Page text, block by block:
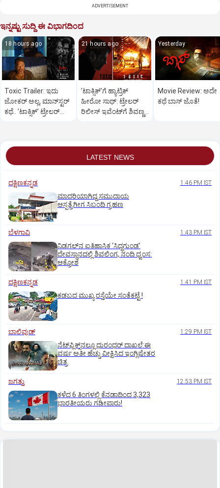
ADVERTISEMENT
ಇನ್ನಷ್ಟು ಸುದ್ದಿ ಈ ವಿಭಾಗದಿಂದ
18 hours ago
Toxic Trailer: ಇದು
ಜೋಕರ್‌ ಅಲ್ಲ, ಮಾನ್‌ಸ್ಟರ್‌
ಕಥೆ.. ʼಟಾಕ್ಸಿಕ್‌ʼ ಟ್ರೇಲರ್‌
21 hours ago
ʼಟಾಕ್ಸಿಕ್‌ʼಗೆ ಹ್ಯಾಟ್ರಿಕ್‌
ಹೀರೋ ಸಾಥ್:‌ ಟ್ರೇಲರ್‌
ರಿಲೀಸ್‌ ಇವೆಂಟ್‌ಗೆ ಶಿವಣ್ಣ
Yesterday
Movie Review: ಅದೇ
ಕಥೆ ಬಾಸ್‌ ಜೊತೆ!
LATEST NEWS
ದಕ್ಷಿಣಕನ್ನಡ 1:46 PM IST
ಮಾದರಿಯಾಗಿದ್ದ ಸಮುದಾಯ
ಆಸ್ಪತ್ರೆಗೀಗ ಸಿಬಂದಿ ಗ್ರಹಣ
ಬೆಳಗಾವಿ 1:43 PM IST
ನಿಡಗಲ್‌ನ ಐತಿಹಾಸಿಕ ‘ಸಿದ್ಧಗುಂಡ’
ದೇವಸ್ಥಾನದಲ್ಲಿ ಶಿವಲಿಂಗ, ನಂದಿ ಧ್ವಂಸ:
ಆಕ್ರೋಶ
ದಕ್ಷಿಣಕನ್ನಡ 1:41 PM IST
ಕಡಬದ ಮುಖ್ಯ ರಸ್ತೆಯೇ ಸಂತೆಕಟ್ಟೆ !
ಬಾಲಿವುಡ್‌ 1:29 PM IST
ನೆಟ್‌ಫ್ಲಿಕ್ಸ್‌ನಲ್ಲೂ ಧುರಂಧರ್‌ ದಾಖಲೆ:ಈ
ವರ್ಷ ಅತೀ ಹೆಚ್ಚು ವೀಕ್ಷಿಸಿದ ಇಂಗ್ಲಿಷೇತರ
ಚಿತ್ರ
ಜಗತ್ತು 12:53 PM IST
ಕಳೆದ 6 ತಿಂಗಳಲ್ಲಿ ಕೆನಡಾದಿಂದ 3,323
ಭಾರತೀಯರು ಗಡೀಪಾರು!